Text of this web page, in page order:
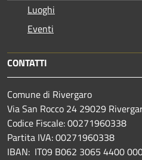
Luoghi
Eventi
CONTATTI
Comune di Rivergaro
Via San Rocco 24 29029
Codice Fiscale: 00271960338
Partita IVA: 00271960338
IBAN: IT09 B062 3065 4400